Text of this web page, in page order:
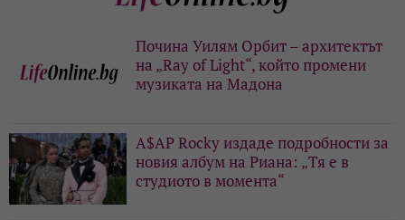
Почина Уилям Орбит – архитектът
на „Ray of Light“, който промени
музиката на Мадона
A$AP Rocky издаде подробности за
новия албум на Риана: „Тя е в
студиото в момента“